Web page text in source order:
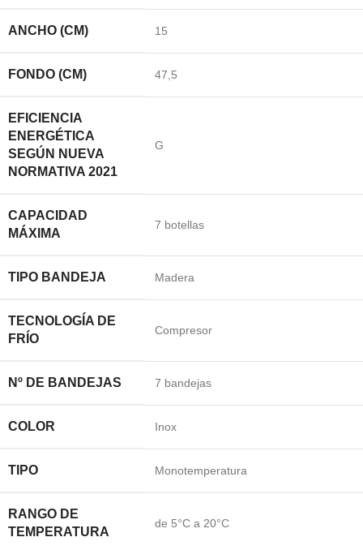
ANCHO (CM) 15
FONDO (CM) 47,5
EFICIENCIA
ENERGÉTICA
SEGÚN NUEVA
NORMATIVA 2021
G
CAPACIDAD
MÁXIMA
7 botellas
TIPO BANDEJA Madera
TECNOLOGÍA DE
FRÍO
Compresor
Nº DE BANDEJAS 7 bandejas
COLOR Inox
TIPO Monotemperatura
RANGO DE
TEMPERATURA
de 5°C a 20°C